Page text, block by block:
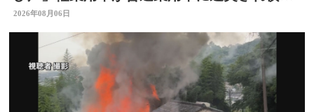
転 周囲騒然 大分
2026年08月06日